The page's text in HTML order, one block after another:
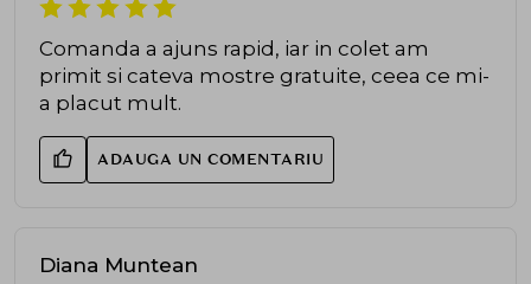
Comanda a ajuns rapid, iar in colet am
primit si cateva mostre gratuite, ceea ce mi-
a placut mult.
ADAUGA UN COMENTARIU
Diana Muntean